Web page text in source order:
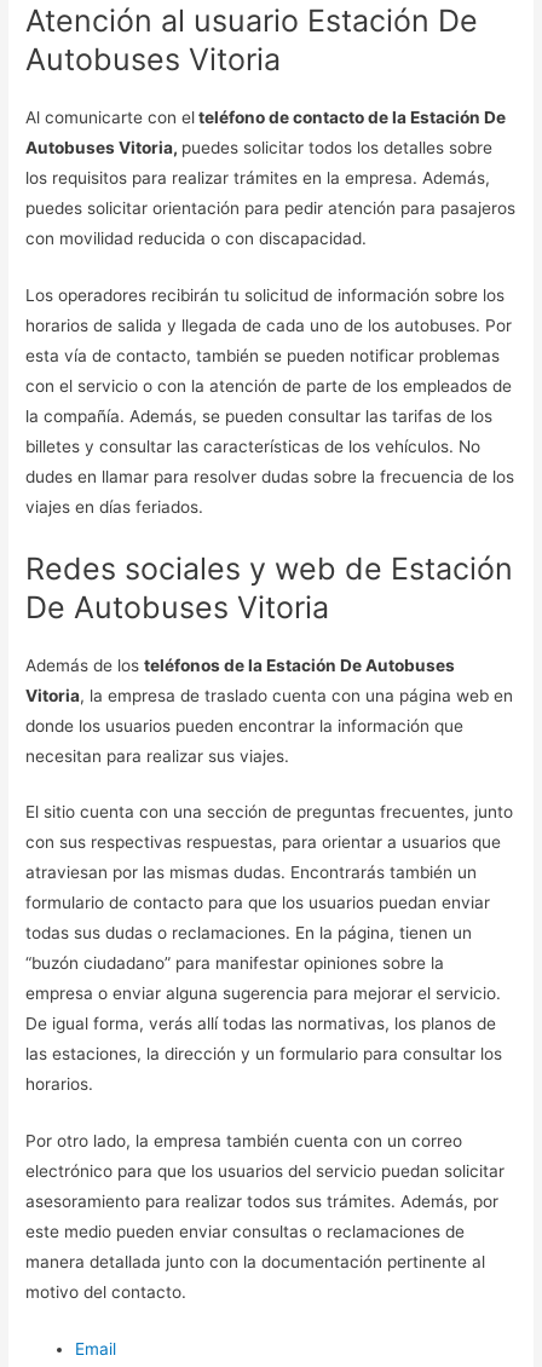
Atención al usuario Estación De
Autobuses Vitoria
Al comunicarte con elteléfono de contacto de la Estación De
Autobuses Vitoria, puedes solicitar todos los detalles sobre
los requisitos para realizar trámites en la empresa. Además,
puedes solicitar orientación para pedir atención para pasajeros
con movilidad reducida o con discapacidad.
Los operadores recibirán tu solicitud de información sobre los
horarios de salida y llegada de cada uno de los autobuses. Por
esta vía de contacto, también se pueden notificar problemas
con el servicio o con la atención de parte de los empleados de
la compañía. Además, se pueden consultar las tarifas de los
billetes y consultar las características de los vehículos. No
dudes en llamar para resolver dudas sobre la frecuencia de los
viajes en días feriados.
Redes sociales y web de Estación
De Autobuses Vitoria
Además de losteléfonos de la Estación De Autobuses
Vitoria, la empresa de traslado cuenta con una página web en
donde los usuarios pueden encontrar la información que
necesitan para realizar sus viajes.
El sitio cuenta con una sección de preguntas frecuentes, junto
con sus respectivas respuestas, para orientar a usuarios que
atraviesan por las mismas dudas. Encontrarás también un
formulario de contacto para que los usuarios puedan enviar
todas sus dudas o reclamaciones. En la página, tienen un
“buzón ciudadano” para manifestar opiniones sobre la
empresa o enviar alguna sugerencia para mejorar el servicio.
De igual forma, verás allí todas las normativas, los planos de
las estaciones, la dirección y un formulario para consultar los
horarios.
Por otro lado, la empresa también cuenta con un correo
electrónico para que los usuarios del servicio puedan solicitar
asesoramiento para realizar todos sus trámites. Además, por
este medio pueden enviar consultas o reclamaciones de
manera detallada junto con la documentación pertinente al
motivo del contacto.
Email